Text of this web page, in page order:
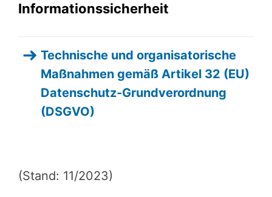
Informationssicherheit
Technische und organisatorische
Maßnahmen gemäß Artikel 32 (EU)
Datenschutz-Grundverordnung
(DSGVO)
(Stand: 11/2023)